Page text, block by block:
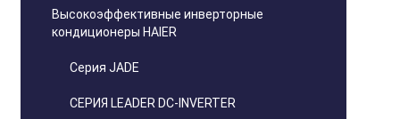
Высокоэффективные инверторные
кондиционеры HAIER
Серия JADE
СЕРИЯ LEADER DC-INVERTER